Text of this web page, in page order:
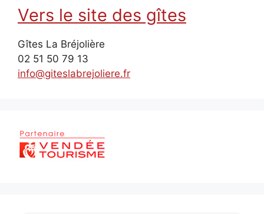
Vers le site des gîtes
Gîtes La Bréjolière
02 51 50 79 13
info@giteslabrejoliere.fr